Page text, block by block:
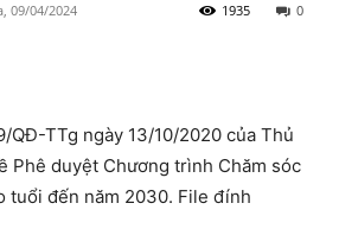
09/04/2024 0
1935
QĐ-TTg ngày 13/10/2020 của Thủ
Phê duyệt Chương trình Chăm sóc
tuổi đến năm 2030. File đính